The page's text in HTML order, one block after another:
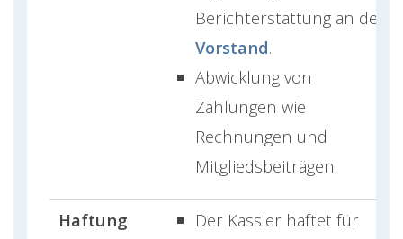
Berichterstattung an den
Vorstand.
Abwicklung von
Zahlungen wie
Rechnungen und
Mitgliedsbeiträgen.
Haftung
Der Kassier haftet für